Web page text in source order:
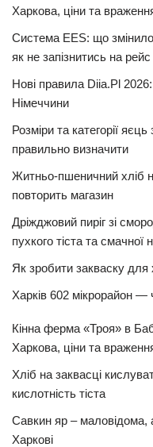
Харкова, ціни та
Система EES: що
як не запізнитись на рейс
Нові правила Diia.Pl
Німеччини
Розміри та категорії
правильно визначити
Житньо-пшеничний хліб
повторить магазин
Дріжджовий пиріг зі
пухкого тіста та смачної
Як зробити закваску для
Харків 602 мікрорайон —
Кінна ферма «Троя» в
Харкова, ціни та
Хліб на заквасці
кислотність тіста
Савкин яр – маловідома,
Харкові